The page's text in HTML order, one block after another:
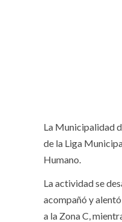
La Municipalidad
de la Liga
Humano.
La actividad se
acompañó y
a la Zona C,